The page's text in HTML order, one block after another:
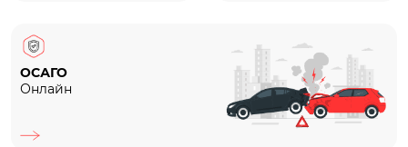
ОСАГО
Онлайн